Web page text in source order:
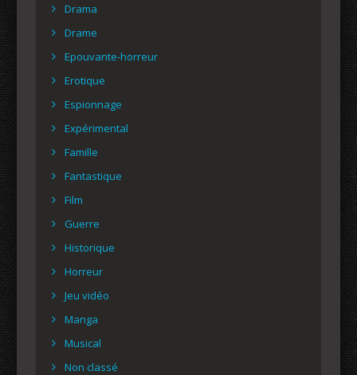
Drama
Drame
Epouvante-horreur
Erotique
Espionnage
Expérimental
Famille
Fantastique
Film
Guerre
Historique
Horreur
Jeu vidéo
Manga
Musical
Non classé